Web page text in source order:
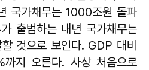
국가채무는 1000조원 돌파
출범하는 내년 국가채무는
것으로 보인다. GDP 대비
지 오른다. 사상 처음으로